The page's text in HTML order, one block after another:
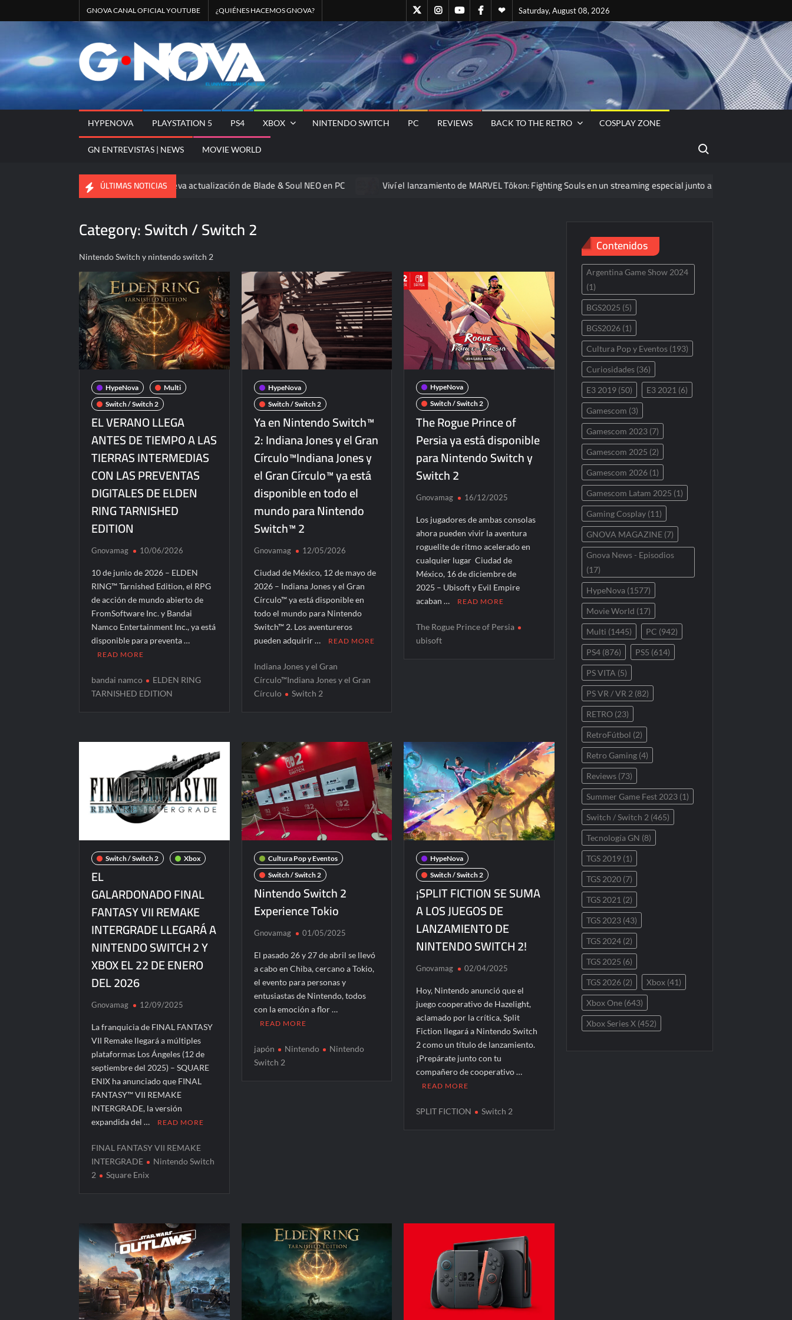
to
Saturday, August 08, 2026
GNOVA CANAL OFICIAL YOUTUBE ¿QUIÉNES HACEMOS GNOVA? GN@Twitter
GN@Instagram
GNOVA
Canal
de
YOUTUBE
GN@Facebook
Quienes
somos
Staff
GNOVA
GNOVA
– El
Universo
Nos Une
GNOVA
Magazine
Sitio
HYPENOVA PLAYSTATION 5 PS4 XBOX NINTENDO SWITCH PC REVIEWS BACK TO THE RETRO COSPLAY ZONE
GN ENTREVISTAS | NEWS MOVIE WORLD
Search for:
ÚLTIMAS NOTICIAS
Despierta tu destino con la nueva actualización de Blade & Soul NEO en PC Viví el lanzamiento de MARVEL Tōkon: Fighting Souls en un streaming especial junto a PassThor
Category:Switch / Switch 2
Nintendo Switch y nintendo switch 2
HypeNova
Multi
Switch / Switch 2
EL VERANO LLEGA
ANTES DE TIEMPO A LAS
TIERRAS INTERMEDIAS
CON LAS PREVENTAS
DIGITALES DE ELDEN
RING TARNISHED
EDITION
Gnovamag 10/06/2026
10 de junio de 2026 – ELDEN
RING™ Tarnished Edition, el RPG
de acción de mundo abierto de
FromSoftware Inc. y Bandai
Namco Entertainment Inc., ya está
disponible para preventa …
READ MORE
bandai namco
ELDEN RING
TARNISHED EDITION
HypeNova
Switch / Switch 2
Ya en Nintendo Switch™
2: Indiana Jones y el Gran
Círculo™Indiana Jones y
el Gran Círculo™ ya está
disponible en todo el
mundo para Nintendo
Switch™ 2
Gnovamag 12/05/2026
Ciudad de México, 12 de mayo de
2026 – Indiana Jones y el Gran
Círculo™ ya está disponible en
todo el mundo para Nintendo
Switch™ 2. Los aventureros
pueden adquirir …
READ MORE
Indiana Jones y el Gran
Círculo™Indiana Jones y el Gran
Círculo
Switch 2
HypeNova
Switch / Switch 2
The Rogue Prince of
Persia ya está disponible
para Nintendo Switch y
Switch 2
Gnovamag 16/12/2025
Los jugadores de ambas consolas
ahora pueden vivir la aventura
roguelite de ritmo acelerado en
cualquier lugar Ciudad de
México, 16 de diciembre de
2025 – Ubisoft y Evil Empire
acaban …
READ MORE
The Rogue Prince of Persia
ubisoft
Switch / Switch 2 Xbox
EL
GALARDONADO FINAL
FANTASY VII REMAKE
INTERGRADE LLEGARÁ A
NINTENDO SWITCH 2 Y
XBOX EL 22 DE ENERO
DEL 2026
Gnovamag 12/09/2025
La franquicia de FINAL FANTASY
VII Remake llegará a múltiples
plataformas Los Ángeles (12 de
septiembre del 2025) – SQUARE
ENIX ha anunciado que FINAL
FANTASY™ VII REMAKE
INTERGRADE, la versión
expandida del …
READ MORE
FINAL FANTASY VII REMAKE
INTERGRADE
Nintendo Switch
2
Square Enix
Cultura Pop y Eventos
Switch / Switch 2
Nintendo Switch 2
Experience Tokio
Gnovamag 01/05/2025
El pasado 26 y 27 de abril se llevó
a cabo en Chiba, cercano a Tokio,
el evento para personas y
entusiastas de Nintendo, todos
con la emoción a flor …
READ MORE
japón Nintendo
Nintendo
Switch 2
HypeNova
Switch / Switch 2
¡SPLIT FICTION SE SUMA
A LOS JUEGOS DE
LANZAMIENTO DE
NINTENDO SWITCH 2!
Gnovamag 02/04/2025
Hoy, Nintendo anunció que el
juego cooperativo de Hazelight,
aclamado por la crítica, Split
Fiction llegará a Nintendo Switch
2 como un título de lanzamiento.
¡Prepárate junto con tu
compañero de cooperativo …
READ MORE
SPLIT FICTION Switch 2
Contenidos
Argentina Game Show 2024
(1)
BGS2025 (5)
BGS2026(1)
Cultura Pop y Eventos(193)
Curiosidades(36)
E3 2019(50) E3 2021 (6)
Gamescom (3)
Gamescom 2023(7)
Gamescom 2025 (2)
Gamescom 2026(1)
Gamescom Latam 2025 (1)
Gaming Cosplay(11)
GNOVA MAGAZINE(7)
Gnova News - Episodios
(17)
HypeNova (1577)
Movie World (17)
Multi (1445) PC (942)
PS4(876) PS5 (614)
PS VITA (5)
PS VR / VR 2 (82)
RETRO(23)
RetroFútbol (2)
Retro Gaming(4)
Reviews(73)
Summer Game Fest 2023(1)
Switch / Switch 2 (465)
Tecnología GN (8)
TGS 2019(1)
TGS 2020(7)
TGS 2021 (2)
TGS 2023(43)
TGS 2024(2)
TGS 2025 (6)
TGS 2026(2) Xbox(41)
Xbox One(643)
Xbox Series X(452)